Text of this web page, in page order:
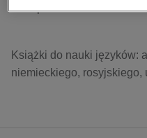
kobiece, lifestyle,
polityka,
Książki do nauki języków:
niemieckiego, rosyjskiego,
Brak produktów.